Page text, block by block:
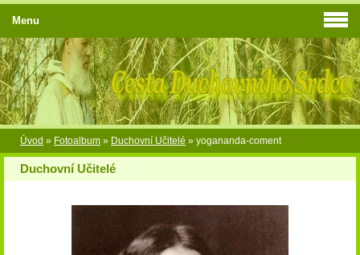
Úvod » Fotoalbum » Duchovní Učitelé » yogananda-coment
Duchovní Učitelé
Menu